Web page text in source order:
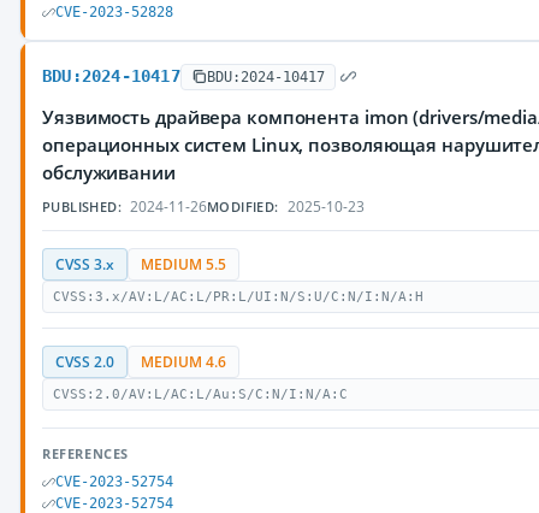
CVE-2023-52828
BDU:2024-10417 BDU:2024-10417
Уязвимость драйвера компонента imon (drivers/
операционных систем Linux, позволяющая
обслуживании
PUBLISHED: 2024-11-26MODIFIED: 2025-10-23
CVSS 3.x MEDIUM 5.5
CVSS:3.x/AV:L/AC:L/PR:L/UI:N/S:U/C:N/I:N/A:H
CVSS 2.0 MEDIUM 4.6
CVSS:2.0/AV:L/AC:L/Au:S/C:N/I:N/A:C
REFERENCES
CVE-2023-52754
CVE-2023-52754